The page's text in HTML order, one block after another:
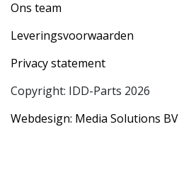
Ons team
Leveringsvoorwaarden
Privacy statement
Copyright: IDD-Parts 2026
Webdesign: Media Solutions BV